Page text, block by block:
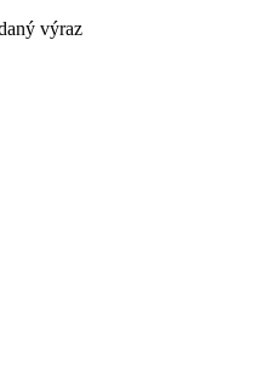
výraz